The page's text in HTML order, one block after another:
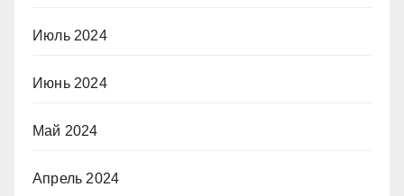
Июль 2024
Июнь 2024
Май 2024
Апрель 2024